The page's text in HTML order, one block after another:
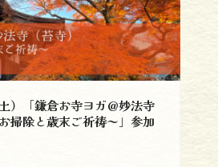
）「鎌倉お寺ヨガ＠妙法寺
掃除と歳末ご祈祷～」参加